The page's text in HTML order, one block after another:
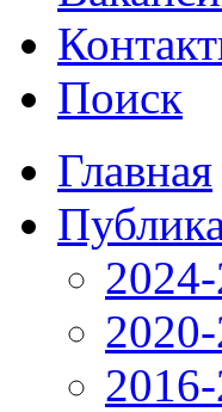
Поиск
Главная